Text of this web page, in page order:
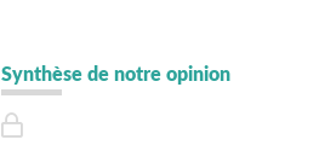
Synthèse de notre opinion